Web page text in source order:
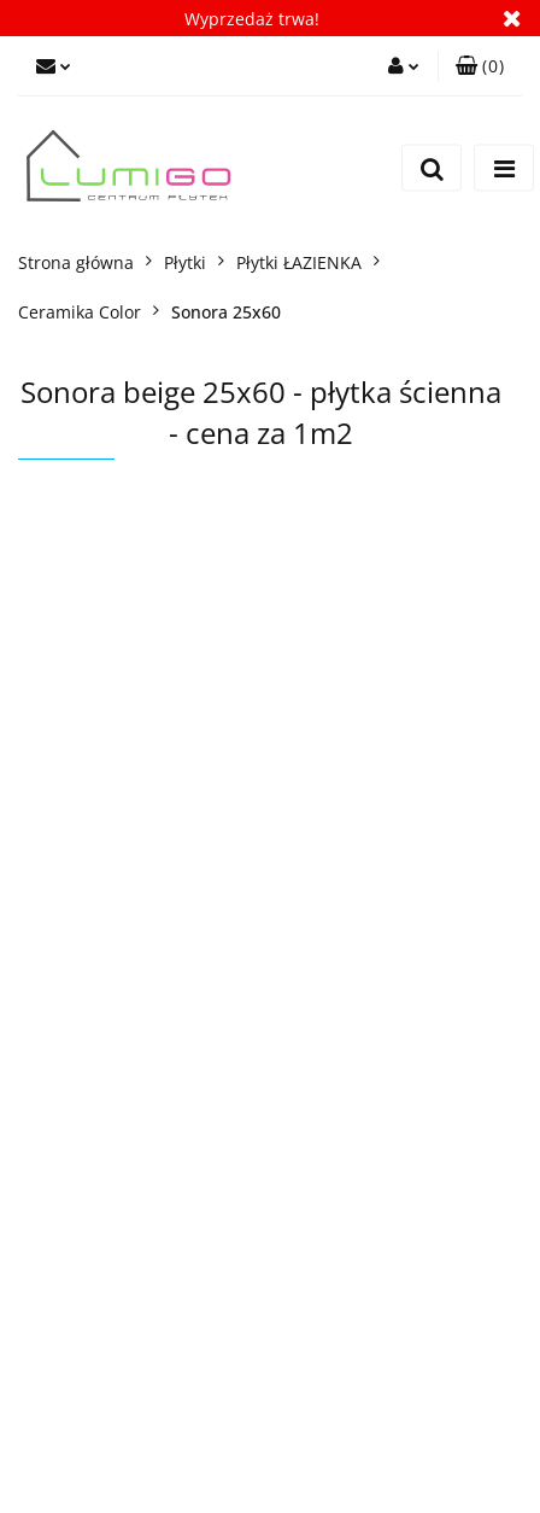
Wyprzedaż trwa!
(0)
Strona główna Płytki Płytki ŁAZIENKA
Ceramika Color Sonora 25x60
Sonora beige 25x60 - płytka ścienna
- cena za 1m2